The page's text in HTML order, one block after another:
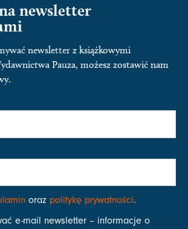
newsletter
newsletter z książkowymi
Pauza, możesz zostawić nam
oraz politykę prywatności.
e-mail newsletter – informacje o